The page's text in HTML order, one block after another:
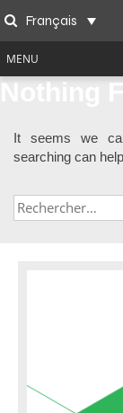
to
content
SearchFrançais
MENU
Nothing
It seems we
searching can
Rechercher :